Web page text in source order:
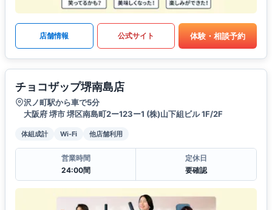
店舗情報 公式サイト 体験・相談予約
チョコザップ堺南島店
沢ノ町駅から車で5分
大阪府 堺市 堺区南島町2ー123ー1 (株)山下組ビル 1F/2F
体組成計 Wi-Fi 他店舗利用
営業時間
24:00間
定休日
要確認